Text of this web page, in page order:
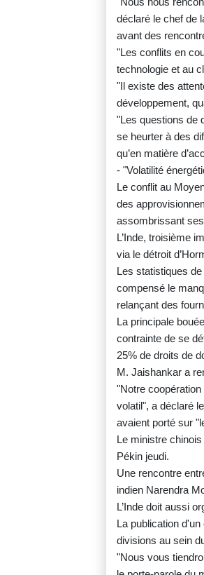
déclaré le chef de
avant des
"Les conflits en
technologie et au
"Il existe des
développement,
"Les questions de
se heurter à des
qu’en matière
- "Volatilité
Le conflit au
des
assombrissant
L’Inde, troisième
via le détroit
Les statistiques
compensé le
relançant des
La principale
contrainte de se
25% de droits de
M. Jaishankar a
"Notre
volatil", a déclaré
avaient porté sur
Le ministre
Pékin jeudi.
Une rencontre
indien Narendra
L’Inde doit aussi
La publication
divisions au sein
"Nous vous